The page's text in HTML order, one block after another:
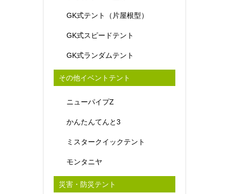
GK式テント（片屋根型）
GK式スピードテント
GK式ランダムテント
その他イベントテント
ニューパイプZ
かんたんてんと3
ミスタークイックテント
モンタニヤ
災害・防災テント